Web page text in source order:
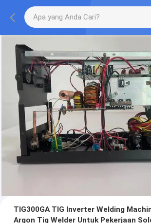
TIG300GA TIG Inverter Welding
Argon Tig Welder Untuk Pekerjaan